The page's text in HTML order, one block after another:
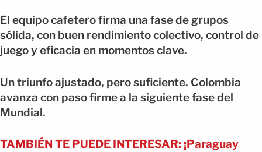
El equipo cafetero firma una fase de grupos
sólida, con buen rendimiento colectivo, control de
juego y eficacia en momentos clave.
Un triunfo ajustado, pero suficiente. Colombia
avanza con paso firme a la siguiente fase del
Mundial.
TAMBIÉN TE PUEDE INTERESAR: ¡Paraguay